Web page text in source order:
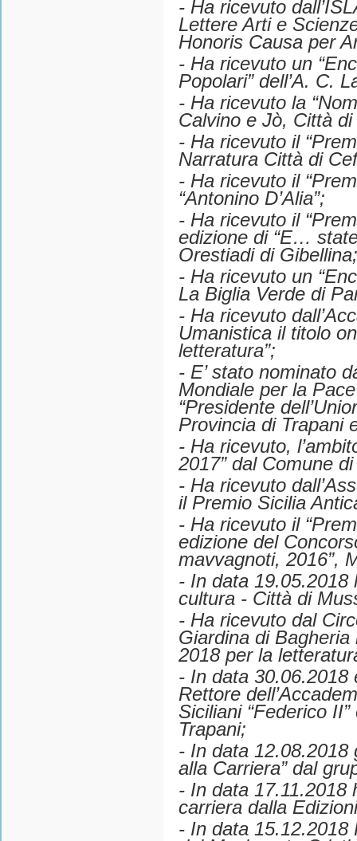
- Ha ricevuto
Lettere Arti e
Honoris Causa per
- Ha ricevuto un
Popolari” dell’A. C.
- Ha ricevuto la
Calvino e Jò, Città di
- Ha ricevuto il
Narratura Città di
- Ha ricevuto il
“Antonino D’Alia”;
- Ha ricevuto il
edizione di “E…
Orestiadi di Gibellina;
- Ha ricevuto un
La Biglia Verde di
- Ha ricevuto
Umanistica il titolo
letteratura”;
- E’ stato nominato
Mondiale per la
“Presidente
Provincia di Trapani
- Ha ricevuto,
2017” dal Comune
- Ha ricevuto
il Premio Sicilia
- Ha ricevuto il
edizione del
mavvagnoti, 2016”,
- In data 19.05.2018
cultura - Città di
- Ha ricevuto dal
Giardina di Bagheria
2018 per la
- In data 30.06.2018
Rettore
Siciliani “Federico
Trapani;
- In data 12.08.2018
alla Carriera” dal
- In data 17.11.2018
carriera dalla
- In data 15.12.2018